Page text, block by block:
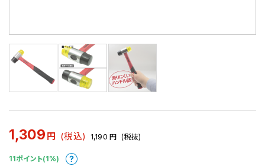
1,309 円 (税込) 1,190 円 (税抜)
11ポイント(1%)